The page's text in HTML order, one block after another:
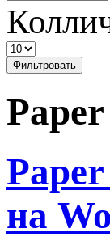
Фильтровать
на